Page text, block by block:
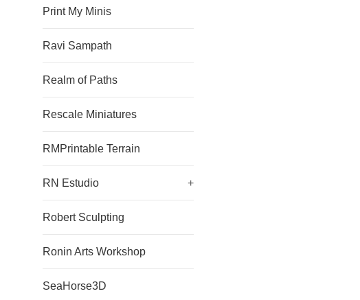
Print My Minis
Ravi Sampath
Realm of Paths
Rescale Miniatures
RMPrintable Terrain
RN Estudio +
Robert Sculpting
Ronin Arts Workshop
SeaHorse3D